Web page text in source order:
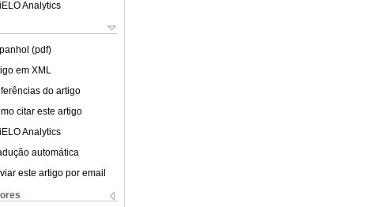
Analytics
(pdf)
em XML
do artigo
citar este artigo
Analytics
automática
este artigo por email